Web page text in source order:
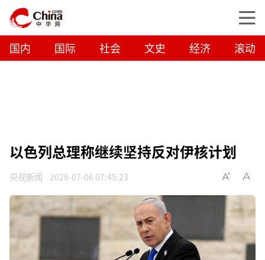
国内 国际 社会 文史 经济 滚动
以色列总理称继续坚持反对伊核计划
央视新闻 2026-07-06 07:45:23